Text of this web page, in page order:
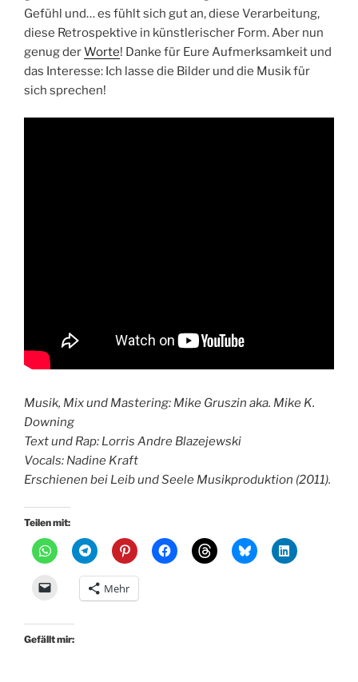
Gefühl und… es fühlt sich gut an, diese Verarbeitung,
diese Retrospektive in künstlerischer Form. Aber nun
genug derWorte! Danke für Eure Aufmerksamkeit und
das Interesse: Ich lasse die Bilder und die Musik für
sich sprechen!
Musik, Mix und Mastering: Mike Gruszin aka. Mike K.
Downing
Text und Rap: Lorris Andre Blazejewski
Vocals: Nadine Kraft
Erschienen bei Leib und Seele Musikproduktion (2011).
Teilen mit:
Mehr
Gefällt mir: